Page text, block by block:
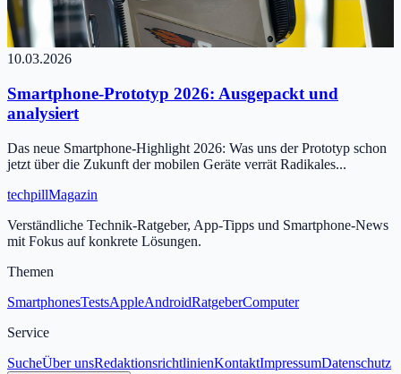
10.03.2026
Smartphone-Prototyp 2026: Ausgepackt und
analysiert
Das neue Smartphone-Highlight 2026: Was uns der Prototyp schon
jetzt über die Zukunft der mobilen Geräte verrät Radikales...
techpillMagazin
Verständliche Technik-Ratgeber, App-Tipps und Smartphone-News
mit Fokus auf konkrete Lösungen.
Themen
SmartphonesTestsAppleAndroidRatgeberComputer
Service
SucheÜber unsRedaktionsrichtlinienKontaktImpressumDatenschutz